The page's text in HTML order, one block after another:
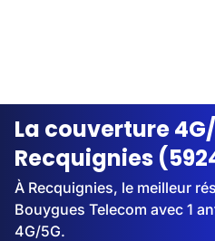
Streaming
La couverture
Recquignies
À Recquignies, le meilleur
Bouygues Telecom avec 1
4G/5G.